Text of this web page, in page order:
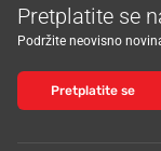
Pretplatite se
Podržite neovisno
Pretplatite se